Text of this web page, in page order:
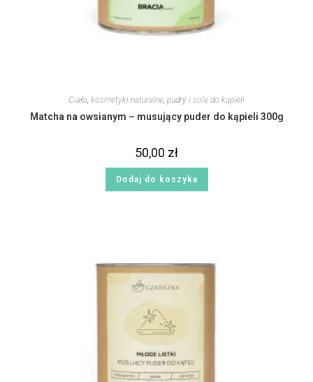
Ciało kosmetyki naturalne pudry i sole do kąpieli
Matcha na owsianym – musujący puder do kąpieli 300g
50,00 zł
Dodaj do koszyka